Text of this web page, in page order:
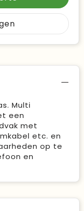
Multi
een
met
etc. en
op te
en